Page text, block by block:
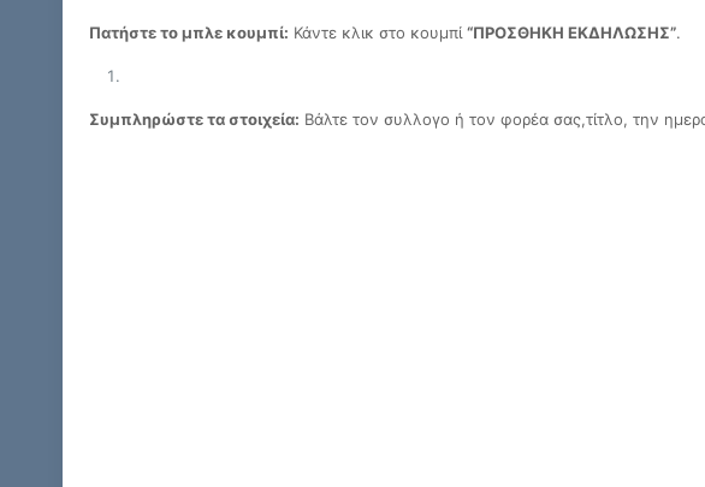
Πατήστε το μπλε κουμπί: Κάντε κλικ στο κουμπί“ΠΡΟΣΘΗΚΗ ΕΚΔΗΛΩΣΗΣ”.
Συμπληρώστε τα στοιχεία: Βάλτε τον συλλογο ή τον φορέα σας,τίτλο, την